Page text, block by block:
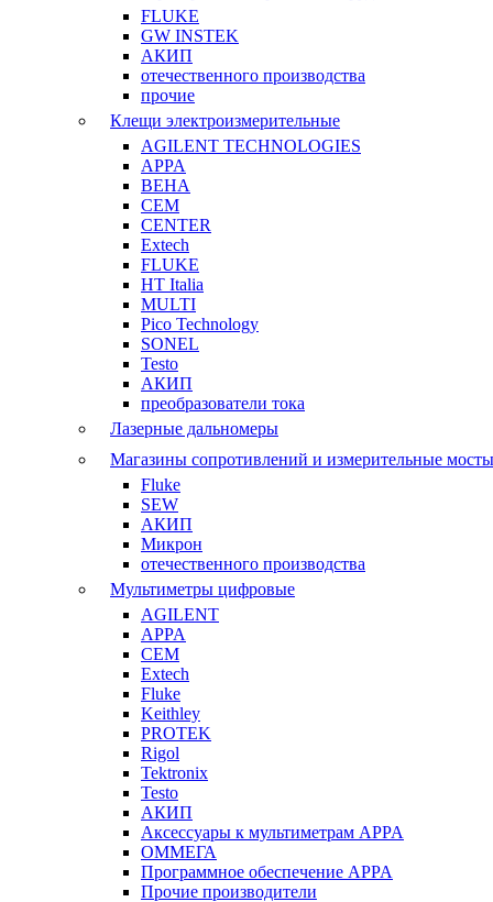
FLUKE
GW INSTEK
АКИП
отечественного производства
прочие
Клещи электроизмерительные
AGILENT TECHNOLOGIES
APPA
BEHA
CEM
CENTER
Extech
FLUKE
HT Italia
MULTI
Pico Technology
SONEL
Testo
АКИП
преобразователи тока
Лазерные дальномеры
Магазины сопротивлений и измерительные мосты
Fluke
SEW
АКИП
Микрон
отечественного производства
Мультиметры цифровые
AGILENT
APPA
CEM
Extech
Fluke
Keithley
PROTEK
Rigol
Tektronix
Testo
АКИП
Аксессуары к мультиметрам APPA
ОММЕГА
Программное обеспечение APPA
Прочие производители